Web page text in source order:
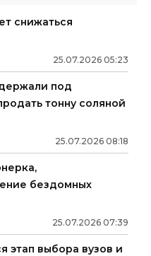
снижаться
25.07.2026 05:23
под
тонну соляной
25.07.2026 08:18
бездомных
25.07.2026 07:39
этап выбора вузов и